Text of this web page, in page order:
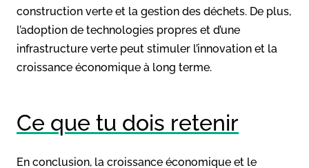
construction verte et la gestion des déchets. De plus,
l’adoption de technologies propres et d’une
infrastructure verte peut stimuler l’innovation et la
croissance économique à long terme.
Ce que tu dois retenir
En conclusion, la croissance économique et le